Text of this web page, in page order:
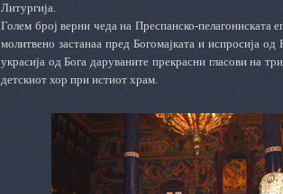
Литургија.
Голем број верни чеда на Преспанско-пелагониската
молитвено застанаа пред Богомајката и испросија
украсија од Бога даруваните прекрасни гласови на
детскиот хор при истиот храм.